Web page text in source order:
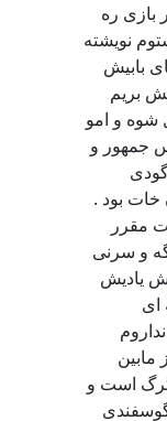
بازی ره
نویشته
بابیش
بریم
شوه و امو
جمهور و
خات بود .
مقرر
و سرنی
یادیش
ای
مابین
گرگ است و
گوسفندی